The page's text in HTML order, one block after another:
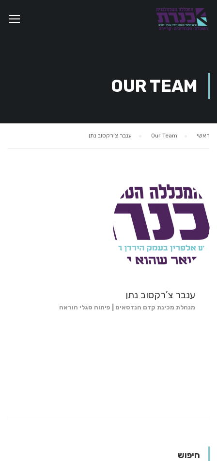
OUR TEAM
ראשי Our Team ענבר צ’רקסוב נתן
ענבר צ’רקסוב נתן
מנהלת מכינת קדם הנדסאים | פיתוח סגלי הוראה
חיפוש